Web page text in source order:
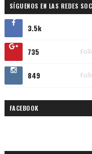
SÍGUENOS EN LAS REDES
3.5k
735
849
FACEBOOK